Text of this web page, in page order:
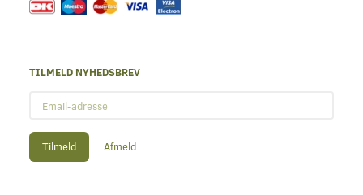
TILMELD NYHEDSBREV
adresse
Tilmeld Afmeld